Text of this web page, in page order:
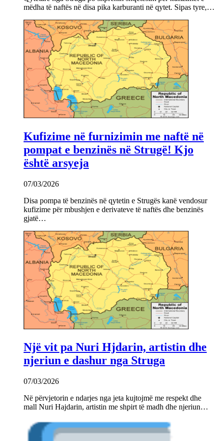
mëdha të naftës në disa pika karburanti në qytet. Sipas tyre,…
Kufizime në furnizimin me naftë në
pompat e benzinës në Strugë! Kjo
është arsyeja
07/03/2026
Disa pompa të benzinës në qytetin e Strugës kanë vendosur
kufizime për mbushjen e derivateve të naftës dhe benzinës
gjatë…
Një vit pa Nuri Hjdarin, artistin dhe
njeriun e dashur nga Struga
07/03/2026
Në përvjetorin e ndarjes nga jeta kujtojmë me respekt dhe
mall Nuri Hajdarin, artistin me shpirt të madh dhe njeriun…